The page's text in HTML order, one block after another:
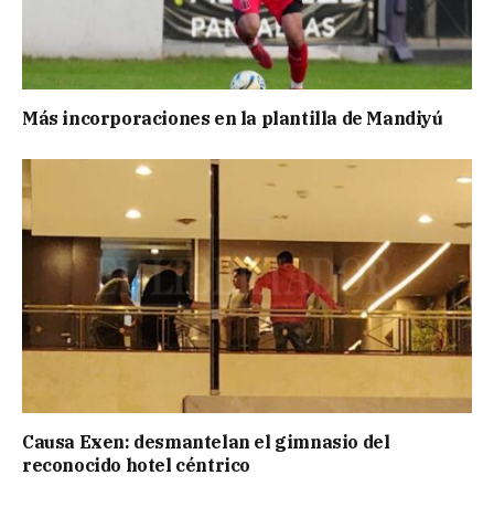
Más incorporaciones en la plantilla de Mandiyú
Causa Exen: desmantelan el gimnasio del
reconocido hotel céntrico